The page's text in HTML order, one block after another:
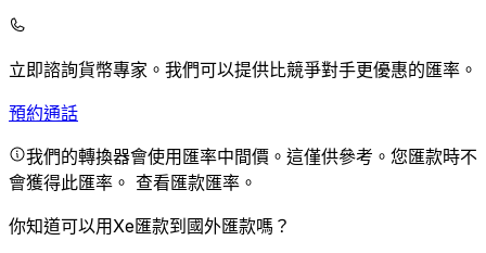
立即諮詢貨幣專家。 我們可以提供比競爭對手更優惠的匯率。
預約通話
我們的轉換器會使用匯率中間價。這僅供參考。您匯款時不
會獲得此匯率。 查看匯款匯率。
你知道可以用Xe匯款到國外匯款嗎？